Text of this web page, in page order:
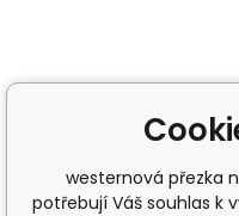
westernová přezka
potřebují Váš souhlas k